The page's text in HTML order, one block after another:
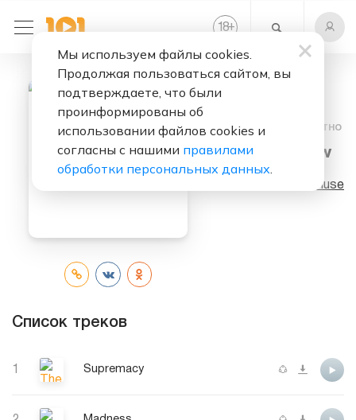
18+
Слушать бесплатно
The 2nd Law
Muse
Список треков
1 Supremacy
Мы используем файлы cookies.
Продолжая пользоваться сайтом, вы
подтверждаете, что были
проинформированы об
использовании файлов cookies и
согласны с нашими правилами
обработки персональных данных.